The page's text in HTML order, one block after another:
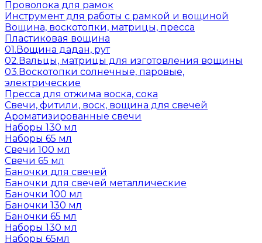
Проволока для рамок
Инструмент для работы с рамкой и вощиной
Вощина, воскотопки, матрицы, пресса
Пластиковая вощина
01.Вощина дадан, рут
02.Вальцы, матрицы для изготовления вощины
03.Воскотопки солнечные, паровые,
электрические
Пресса для отжима воска, сока
Свечи, фитили, воск, вощина для свечей
Ароматизированные свечи
Наборы 130 мл
Наборы 65 мл
Свечи 100 мл
Свечи 65 мл
Баночки для свечей
Баночки для свечей металлические
Баночки 100 мл
Баночки 130 мл
Баночки 65 мл
Наборы 130 мл
Наборы 65мл